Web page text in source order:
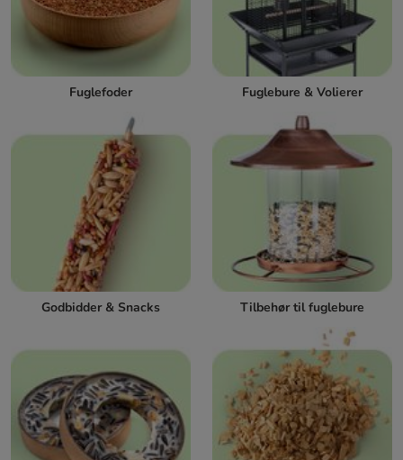
Fuglefoder Fuglebure & Volierer
Godbidder & Snacks Tilbehør til fuglebure